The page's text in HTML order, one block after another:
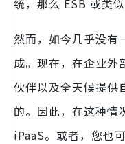
然而，如今几乎没有
成。现在，在企业外
伙伴以及全天候提供
的。因此，在这种情
iPaaS。或者，您也